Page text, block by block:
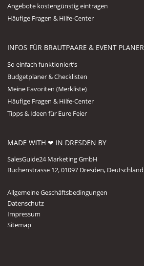
Angebote kostengünstig eintragen
Häufige Fragen & Hilfe-Center
INFOS FÜR BRAUTPAARE & EVENT PLANER
So einfach funktioniert’s
Budgetplaner & Checklisten
Meine Favoriten (Merkliste)
Häufige Fragen & Hilfe-Center
Tipps & Ideen für Eure Feier
MADE WITH ❤ IN DRESDEN BY
SalesGuide24 Marketing GmbH
Buchenstrasse 12, 01097 Dresden, Deutschland
Allgemeine Geschäftsbedingungen
Datenschutz
Impressum
Sitemap